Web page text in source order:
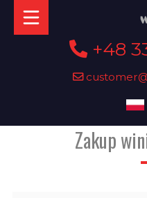
+48
Zakup